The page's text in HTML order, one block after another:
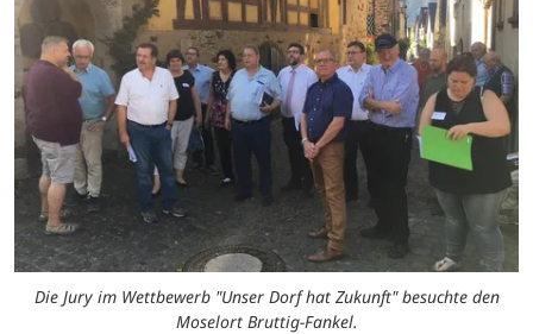
Die Jury im Wettbewerb "Unser Dorf hat Zukunft" besuchte den
Moselort Bruttig-Fankel.